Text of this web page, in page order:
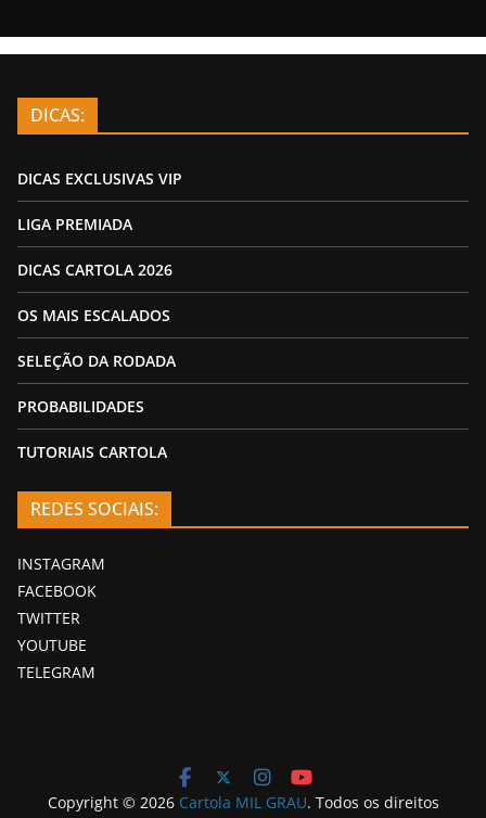
DICAS:
DICAS EXCLUSIVAS VIP
LIGA PREMIADA
DICAS CARTOLA 2026
OS MAIS ESCALADOS
SELEÇÃO DA RODADA
PROBABILIDADES
TUTORIAIS CARTOLA
REDES SOCIAIS:
INSTAGRAM
FACEBOOK
TWITTER
YOUTUBE
TELEGRAM
Copyright © 2026 Cartola MIL GRAU. Todos os direitos